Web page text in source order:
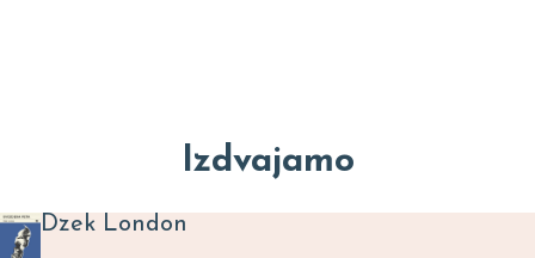
Izdvajamo
Dzek London